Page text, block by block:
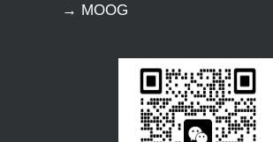
→ MOOG